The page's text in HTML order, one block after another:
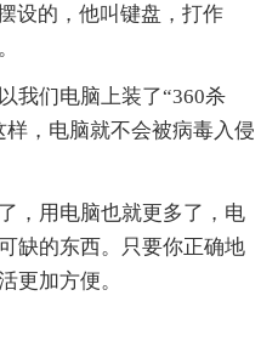
设的，他叫键盘，打作
我们电脑上装了“360杀
，电脑就不会被病毒入侵
，用电脑也就更多了，电
缺的东西。只要你正确地
更加方便。